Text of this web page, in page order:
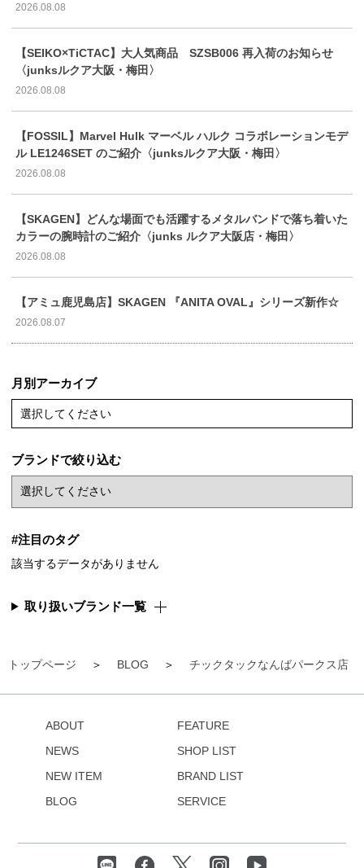
トップページ BLOG チックタックなんばパークス店
2026.08.08
【SEIKO×TiCTAC】大人気商品 SZSB006 再入荷のお知らせ
〈junksルクア大阪・梅田〉
2026.08.08
【FOSSIL】Marvel Hulk マーベル ハルク コラボレーションモデ
ル LE1246SET のご紹介〈junksルクア大阪・梅田〉
2026.08.08
【SKAGEN】どんな場面でも活躍するメタルバンドで落ち着いた
カラーの腕時計のご紹介〈junks ルクア大阪店・梅田〉
2026.08.08
【アミュ鹿児島店】SKAGEN 『ANITA OVAL』シリーズ新作☆
2026.08.07
月別アーカイブ
選択してください
ブランドで絞り込む
#注目のタグ
該当するデータがありません
取り扱いブランド一覧
ABOUT
NEWS
NEW ITEM
BLOG
FEATURE
SHOP LIST
BRAND LIST
SERVICE